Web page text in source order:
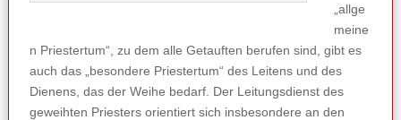
„allge
meine
n Priestertum“, zu dem alle Getauften berufen sind, gibt es
auch das „besondere Priestertum“ des Leitens und des
Dienens, das der Weihe bedarf. Der Leitungsdienst des
geweihten Priesters orientiert sich insbesondere an den